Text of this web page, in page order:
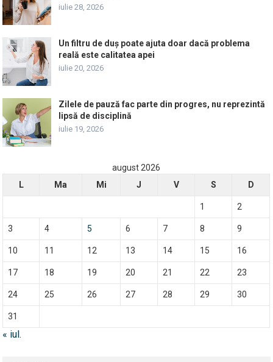
iulie 28, 2026
Un filtru de duș poate ajuta doar dacă problema
reală este calitatea apei
iulie 20, 2026
Zilele de pauză fac parte din progres, nu reprezintă
lipsă de disciplină
iulie 19, 2026
august 2026
L
Ma Mi J V S D
1 2
3 4 5 6 7 8 9
10 11 12 13 14 15 16
17 18 19 20 21 22 23
24 25 26 27 28 29 30
31
« iul.